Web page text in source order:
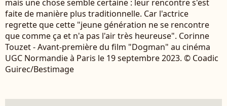
mais une chose semble certaine : leur rencontre s'est
faite de manière plus traditionnelle. Car l'actrice
regrette que cette "jeune génération ne se rencontre
que comme ça et n'a pas l'air très heureuse". Corinne
Touzet - Avant-première du film "Dogman" au cinéma
UGC Normandie à Paris le 19 septembre 2023. © Coadic
Guirec/Bestimage